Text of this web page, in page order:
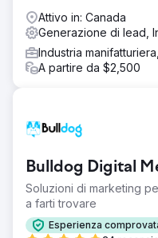
Attivo in: Canada
Generazione di lead,
Industria
A partire da $2,500
Bulldog Digital
Soluzioni di marketing
a farti trovare
Esperienza